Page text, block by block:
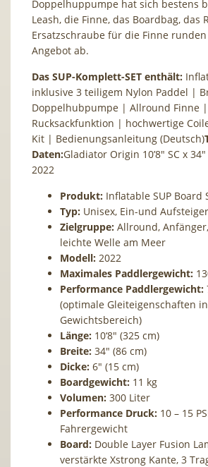
Doppelhuppumpe hat sich bestens
Leash, die Finne, das Boardbag, das
Ersatzschraube für die Finne
Angebot ab.
Das SUP-Komplett-SET enthält:
inklusive 3 teiligem Nylon Paddel |
Doppelhubpumpe | Allround Finne
Rucksackfunktion | hochwertige
Kit | Bedienungsanleitung (Deutsch)
Daten:Gladiator Origin 10’8″ SC x
2022
Produkt: Inflatable SUP Board
Typ: Unisex, Ein-und
Zielgruppe: Allround,
leichte Welle am Meer
Modell: 2022
Maximales Paddlergewicht:
Performance Paddlergewicht:
(optimale Gleiteigenschaften
Gewichtsbereich)
Länge: 10‘8″ (325 cm)
Breite: 34″ (86 cm)
Dicke: 6″ (15 cm)
Boardgewicht: 11 kg
Volumen: 300 Liter
Performance Druck: 10 – 15
Fahrergewicht
Board: Double Layer Fusion
verstärkte Xstrong Kante, 3